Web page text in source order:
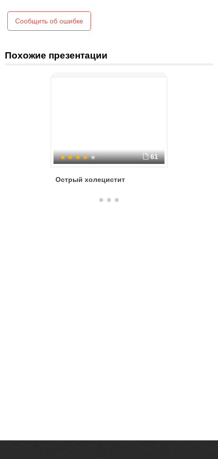
Сообщить об ошибке
Похожие презентации
61
Острый холецистит